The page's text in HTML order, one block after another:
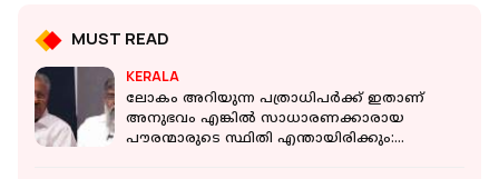
MUST READ
KERALA
ലോകം അറിയുന്ന പത്രാധിപർക്ക് ഇതാണ്
അനുഭവം എങ്കിൽ സാധാരണക്കാരായ
പൗരന്മാരുടെ സ്ഥിതി എന്തായിരിക്കും: